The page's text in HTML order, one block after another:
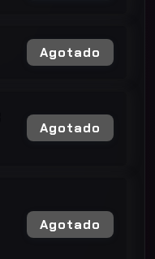
Agotado
Agotado
Agotado